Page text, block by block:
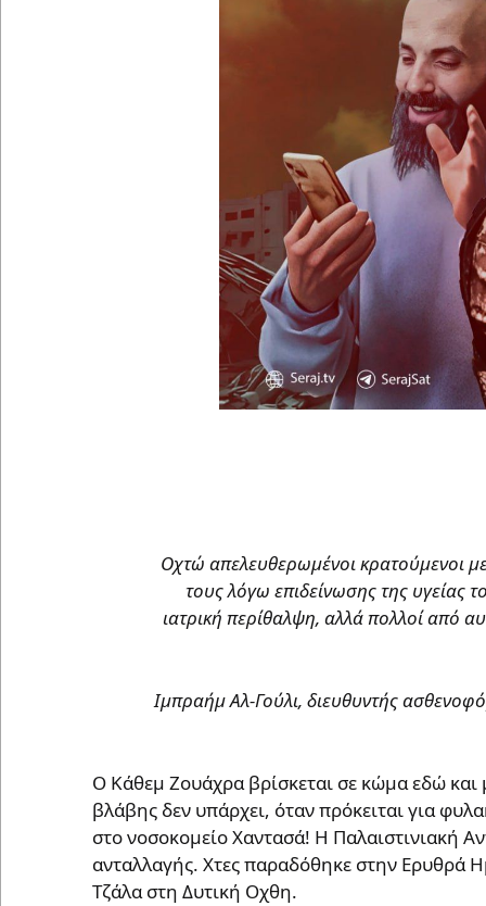
Oχτώ απελευθερωμένοι κρατούμενοι
τους λόγω επιδείνωσης της υγείας
ιατρική περίθαλψη, αλλά πολλοί από
Ιμπραήμ Αλ-Γούλι, διευθυντής
O Κάθεμ Ζουάχρα βρίσκεται σε κώμα εδώ και
βλάβης δεν υπάρχει, όταν πρόκειται για
στο νοσοκομείο Χαντασά! Η Παλαιστινιακή
ανταλλαγής. Χτες παραδόθηκε στην Ερυθρά
Τζάλα στη Δυτική Οχθη.